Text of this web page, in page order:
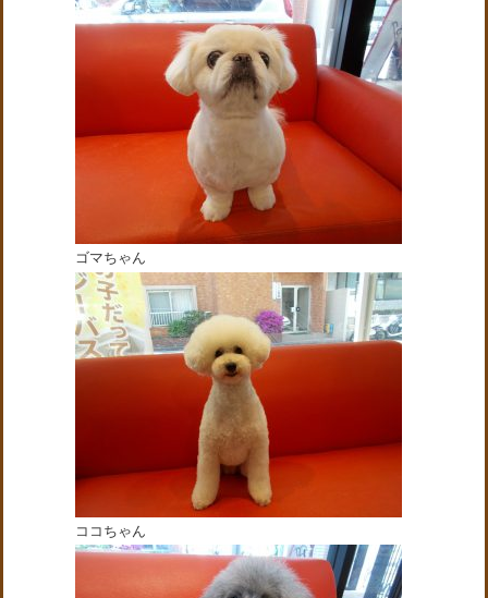
ゴマちゃん
ココちゃん